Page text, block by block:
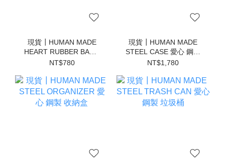
現貨┃HUMAN MADE
HEART RUBBER BAND
愛心 髮圈
NT$780
現貨┃HUMAN MADE
STEEL CASE 愛心 鋼製
小物 收納盒
NT$1,780